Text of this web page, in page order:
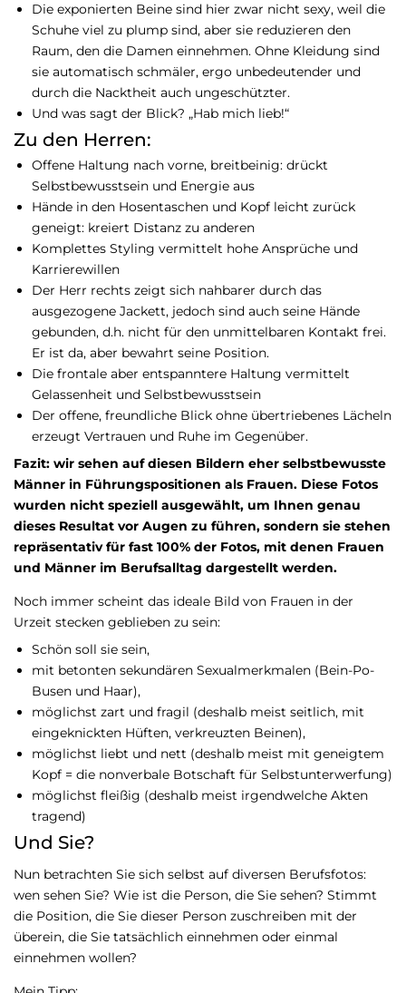
Die exponierten Beine sind hier zwar nicht sexy, weil die
Schuhe viel zu plump sind, aber sie reduzieren den
Raum, den die Damen einnehmen. Ohne Kleidung sind
sie automatisch schmäler, ergo unbedeutender und
durch die Nacktheit auch ungeschützter.
Und was sagt der Blick? „Hab mich lieb!“
Zu den Herren:
Offene Haltung nach vorne, breitbeinig: drückt
Selbstbewusstsein und Energie aus
Hände in den Hosentaschen und Kopf leicht zurück
geneigt: kreiert Distanz zu anderen
Komplettes Styling vermittelt hohe Ansprüche und
Karrierewillen
Der Herr rechts zeigt sich nahbarer durch das
ausgezogene Jackett, jedoch sind auch seine Hände
gebunden, d.h. nicht für den unmittelbaren Kontakt frei.
Er ist da, aber bewahrt seine Position.
Die frontale aber entspanntere Haltung vermittelt
Gelassenheit und Selbstbewusstsein
Der offene, freundliche Blick ohne übertriebenes Lächeln
erzeugt Vertrauen und Ruhe im Gegenüber.
Fazit: wir sehen auf diesen Bildern eher selbstbewusste
Männer in Führungspositionen als Frauen. Diese Fotos
wurden nicht speziell ausgewählt, um Ihnen genau
dieses Resultat vor Augen zu führen, sondern sie stehen
repräsentativ für fast 100% der Fotos, mit denen Frauen
und Männer im Berufsalltag dargestellt werden.
Noch immer scheint das ideale Bild von Frauen in der
Urzeit stecken geblieben zu sein:
Schön soll sie sein,
mit betonten sekundären Sexualmerkmalen (Bein-Po-
Busen und Haar),
möglichst zart und fragil (deshalb meist seitlich, mit
eingeknickten Hüften, verkreuzten Beinen),
möglichst liebt und nett (deshalb meist mit geneigtem
Kopf = die nonverbale Botschaft für Selbstunterwerfung)
möglichst fleißig (deshalb meist irgendwelche Akten
tragend)
Und Sie?
Nun betrachten Sie sich selbst auf diversen Berufsfotos:
wen sehen Sie? Wie ist die Person, die Sie sehen? Stimmt
die Position, die Sie dieser Person zuschreiben mit der
überein, die Sie tatsächlich einnehmen oder einmal
einnehmen wollen?